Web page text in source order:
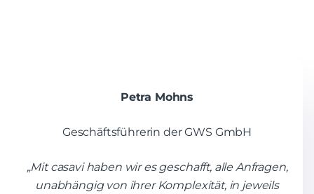
Petra Mohns
Geschäftsführerin der GWS GmbH
„Mit casavi haben wir es geschafft, alle Anfragen,
unabhängig von ihrer Komplexität, in jeweils